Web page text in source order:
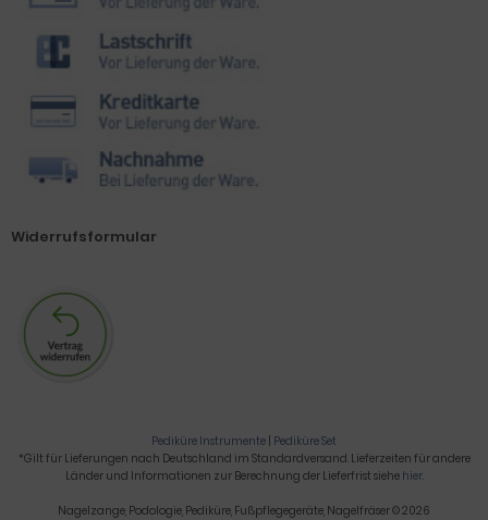
Widerrufsformular
Pediküre Instrumente | Pediküre Set
*Gilt für Lieferungen nach Deutschland im Standardversand. Lieferzeiten für andere
Länder und Informationen zur Berechnung der Lieferfrist siehe hier.
Nagelzange, Podologie, Pediküre, Fußpflegegeräte, Nagelfräser © 2026